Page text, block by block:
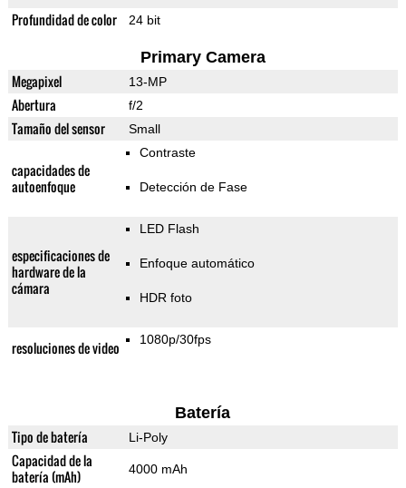
Profundidad de color 24 bit
Primary Camera
Megapixel 13-MP
Abertura f/2
Tamaño del sensor Small
capacidades de
autoenfoque
Contraste
Detección de Fase
especificaciones de
hardware de la
cámara
LED Flash
Enfoque automático
HDR foto
resoluciones de video 1080p/30fps
Batería
Tipo de batería Li-Poly
Capacidad de la
batería (mAh)
4000 mAh